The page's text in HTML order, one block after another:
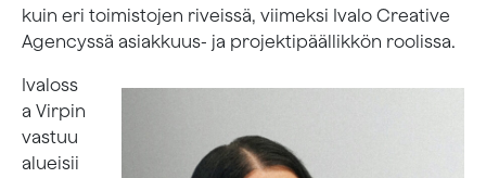
kuin eri toimistojen riveissä, viimeksi Ivalo Creative
Agencyssä asiakkuus- ja projektipäällikkön roolissa.
Ivaloss
a Virpin
vastuu
alueisii